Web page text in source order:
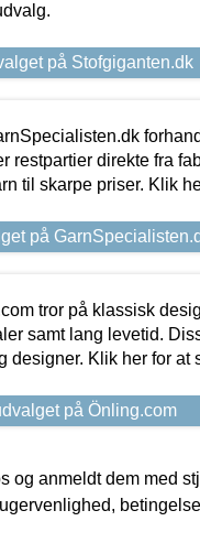
på Stofgiganten.dk
restpartier direkte fra
til skarpe priser. Klik
på
tror på klassisk
samt lang levetid.
designer. Klik her for at
på Önling.com
anmeldt dem med